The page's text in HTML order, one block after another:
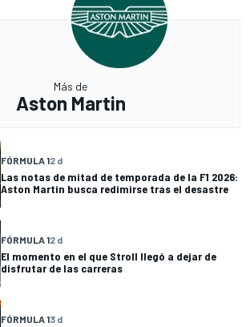
Más de
Aston Martin
FÓRMULA 12 d
Las notas de mitad de temporada de la F1 2026:
Aston Martin busca redimirse tras el desastre
FÓRMULA 12 d
El momento en el que Stroll llegó a dejar de
disfrutar de las carreras
FÓRMULA 13 d